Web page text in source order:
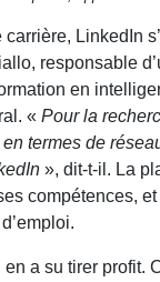
LinkedIn
responsable
en
« Pour la
termes de
», dit-t-il. La
compétences,
a su tirer profit.